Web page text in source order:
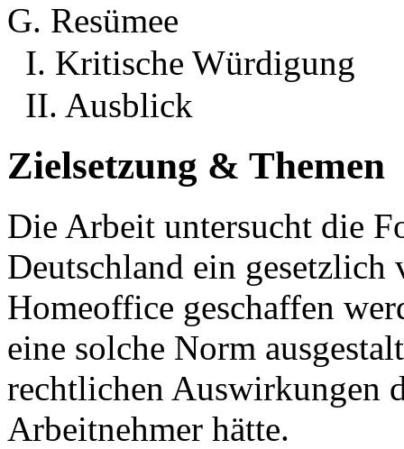
G. Resümee
I. Kritische Würdigung
II. Ausblick
Zielsetzung & Themen
Die Arbeit untersucht die
Deutschland ein gesetzlich
Homeoffice geschaffen
eine solche Norm
rechtlichen Auswirkungen
Arbeitnehmer hätte.